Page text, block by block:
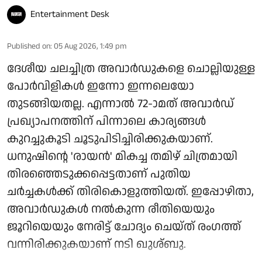
Entertainment Desk
Published on: 05 Aug 2026, 1:49 pm
ദേശീയ ചലച്ചിത്ര അവാർഡുകളെ ചൊല്ലിയുള്ള
പോർവിളികൾ ഇന്നോ ഇന്നലെയോ
തുടങ്ങിയതല്ല. എന്നാൽ 72-ാമത് അവാർഡ്
പ്രഖ്യാപനത്തിന് പിന്നാലെ കാര്യങ്ങൾ
കുറച്ചുകൂടി ചൂടുപിടിച്ചിരിക്കുകയാണ്.
ധനുഷിന്റെ 'രായൻ' മികച്ച തമിഴ് ചിത്രമായി
തിരഞ്ഞെടുക്കപ്പെട്ടതാണ് പുതിയ
ചർച്ചകൾക്ക് തിരികൊളുത്തിയത്. ഇപ്പോഴിതാ,
അവാർഡുകൾ നൽകുന്ന രീതിയെയും
ജൂറിയെയും നേരിട്ട് ചോദ്യം ചെയ്ത് രംഗത്ത്
വന്നിരിക്കുകയാണ് നടി ഖുശ്ബു.